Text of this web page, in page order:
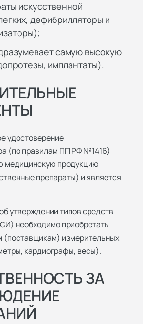
искусственной
дефибрилляторы и
самую высокую
имплантаты).
удостоверение
(по правилам ПП РФ №1416)
медицинскую продукцию
препараты) и является
утверждении типов средств
необходимо приобретать
(поставщикам) измерительных
кардиографы, весы).
ЗА